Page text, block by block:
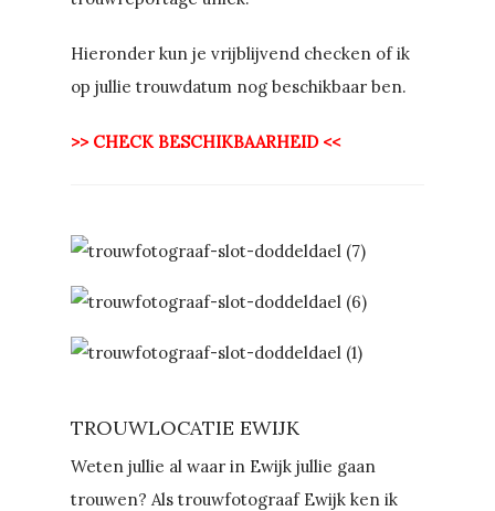
Hieronder kun je vrijblijvend checken of ik
op jullie trouwdatum nog beschikbaar ben.
>> CHECK BESCHIKBAARHEID <<
TROUWLOCATIE EWIJK
Weten jullie al waar in Ewijk jullie gaan
trouwen? Als trouwfotograaf Ewijk ken ik